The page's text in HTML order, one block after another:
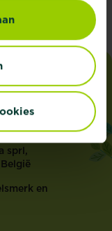
sprl,
en